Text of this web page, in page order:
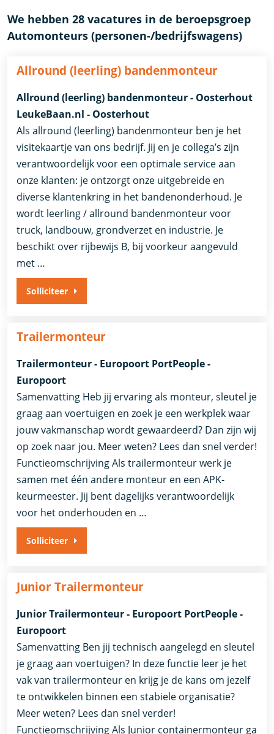
We hebben 28 vacatures in de beroepsgroep
Automonteurs (personen-/bedrijfswagens)
Allround (leerling) bandenmonteur
Allround (leerling) bandenmonteur - Oosterhout
LeukeBaan.nl - Oosterhout
Als allround (leerling) bandenmonteur ben je het
visitekaartje van ons bedrijf. Jij en je collega’s zijn
verantwoordelijk voor een optimale service aan
onze klanten: je ontzorgt onze uitgebreide en
diverse klantenkring in het bandenonderhoud. Je
wordt leerling / allround bandenmonteur voor
truck, landbouw, grondverzet en industrie. Je
beschikt over rijbewijs B, bij voorkeur aangevuld
met …
Solliciteer
Trailermonteur
Trailermonteur - Europoort PortPeople -
Europoort
Samenvatting Heb jij ervaring als monteur, sleutel je
graag aan voertuigen en zoek je een werkplek waar
jouw vakmanschap wordt gewaardeerd? Dan zijn wij
op zoek naar jou. Meer weten? Lees dan snel verder!
Functieomschrijving Als trailermonteur werk je
samen met één andere monteur en een APK-
keurmeester. Jij bent dagelijks verantwoordelijk
voor het onderhouden en …
Solliciteer
Junior Trailermonteur
Junior Trailermonteur - Europoort PortPeople -
Europoort
Samenvatting Ben jij technisch aangelegd en sleutel
je graag aan voertuigen? In deze functie leer je het
vak van trailermonteur en krijg je de kans om jezelf
te ontwikkelen binnen een stabiele organisatie?
Meer weten? Lees dan snel verder!
Functieomschrijving Als Junior containermonteur ga